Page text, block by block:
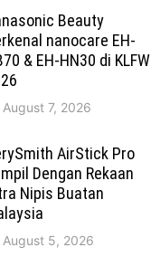
Beauty
nanocare EH-
& EH-HN30 di KLFW
August 7, 2026
AirStick Pro
Dengan Rekaan
Nipis Buatan
August 5, 2026